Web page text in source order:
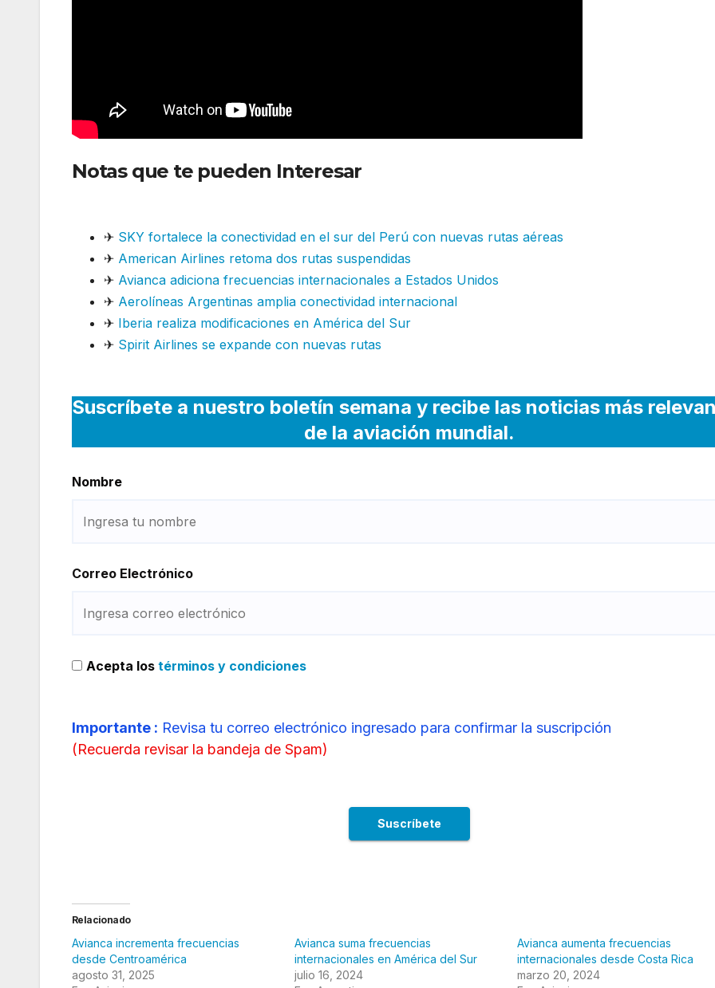
Notas que te pueden Interesar
✈ SKY fortalece la conectividad en el sur del Perú con nuevas rutas aéreas
✈ American Airlines retoma dos rutas suspendidas
✈ Avianca adiciona frecuencias internacionales a Estados Unidos
✈ Aerolíneas Argentinas amplia conectividad internacional
✈ Iberia realiza modificaciones en América del Sur
✈ Spirit Airlines se expande con nuevas rutas
Suscríbete a nuestro boletín semana y recibe las noticias más
de la aviación mundial.
Nombre
Correo Electrónico
Acepta los términos y condiciones
Importante : Revisa tu correo electrónico ingresado para confirmar la suscripción
(Recuerda revisar la bandeja de Spam)
Relacionado
Avianca incrementa frecuencias
desde Centroamérica
agosto 31, 2025
Avianca suma frecuencias
internacionales en América del Sur
julio 16, 2024
Avianca aumenta frecuencias
internacionales desde Costa Rica
marzo 20, 2024